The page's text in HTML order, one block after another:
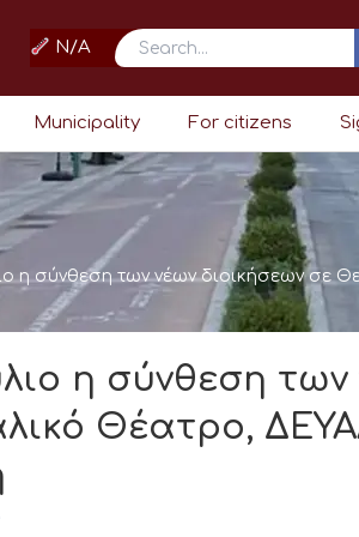
N/A Search
Municipality For citizens
η σύνθεση των νέων διοικήσεων σε
η σύνθεση των
Θέατρο,